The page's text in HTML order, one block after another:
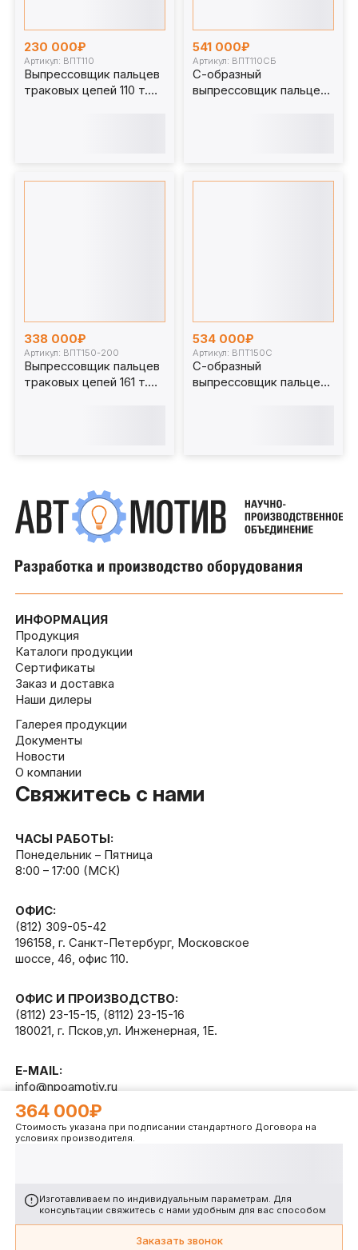
364 000₽
Стоимость указана при подписании стандартного Договора на
условиях производителя.
Изготавливаем по индивидуальным параметрам. Для
консультации свяжитесь с нами удобным для вас способом
Заказать звонок
230 000₽
Артикул: ВПТ110
Выпрессовщик пальцев
траковых цепей 110 т.
541 000₽
Артикул: ВПТ110СБ
С-образный
выпрессовщик пальцев
338 000₽
Артикул: ВПТ150-200
Выпрессовщик пальцев
траковых цепей 161 т.
534 000₽
Артикул: ВПТ150С
С-образный
выпрессовщик пальцев
ИНФОРМАЦИЯ
Продукция
Каталоги продукции
Сертификаты
Заказ и доставка
Наши дилеры
Галерея продукции
Документы
Новости
О компании
Свяжитесь с нами
ЧАСЫ РАБОТЫ:
Понедельник – Пятница
8:00 – 17:00 (МСК)
ОФИС:
(812) 309-05-42
196158, г. Санкт-Петербург, Московское
шоссе, 46, офис 110.
ОФИС И ПРОИЗВОДСТВО:
(8112) 23-15-15, (8112) 23-15-16
180021, г. Псков,ул. Инженерная, 1Е.
E-MAIL:
info@npoamotiv.ru
Разработано вWEBCETERA